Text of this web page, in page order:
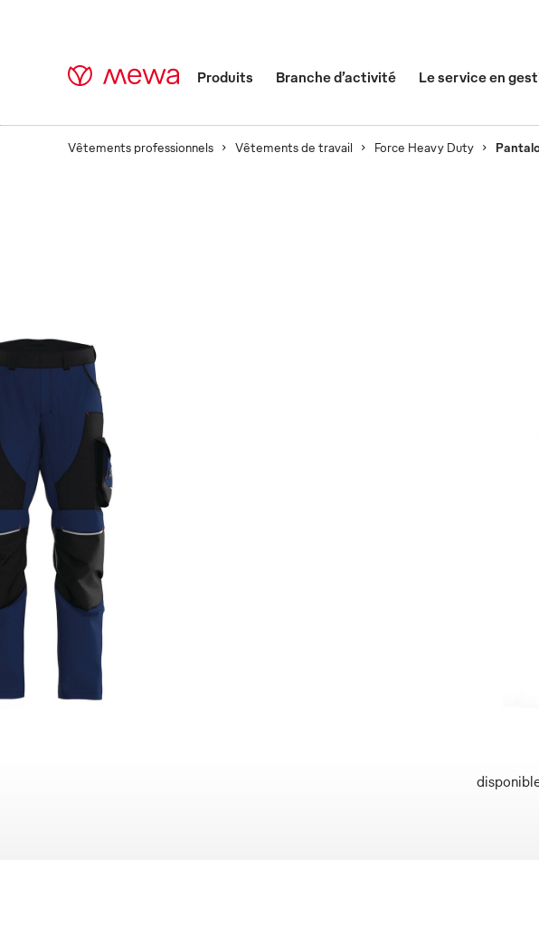
Produits Branche d’activité Le service en
Vêtements professionnels Vêtements de travail Force Heavy Duty